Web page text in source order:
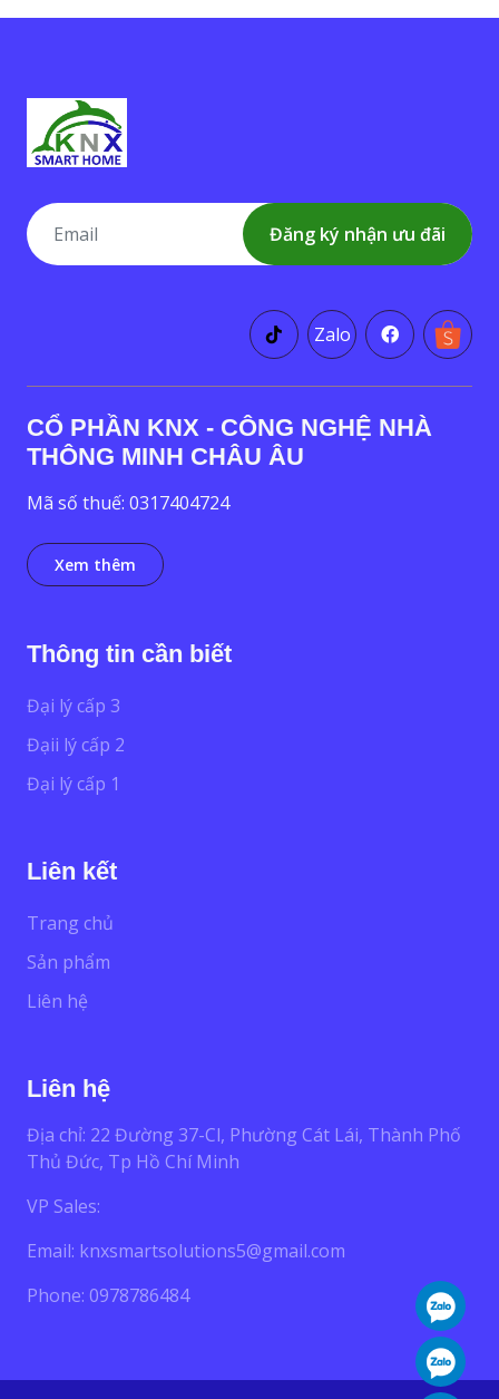
Đăng ký nhận ưu đãi
Zalo
CỔ PHẦN KNX - CÔNG NGHỆ NHÀ
THÔNG MINH CHÂU ÂU
Mã số thuế: 0317404724
Xem thêm
Thông tin cần biết
Đại lý cấp 3
Đạii lý cấp 2
Đại lý cấp 1
Liên kết
Trang chủ
Sản phẩm
Liên hệ
Liên hệ
Địa chỉ: 22 Đường 37-Cl, Phường Cát Lái, Thành Phố
Thủ Đức, Tp Hồ Chí Minh
VP Sales:
Email: knxsmartsolutions5@gmail.com
Phone: 0978786484